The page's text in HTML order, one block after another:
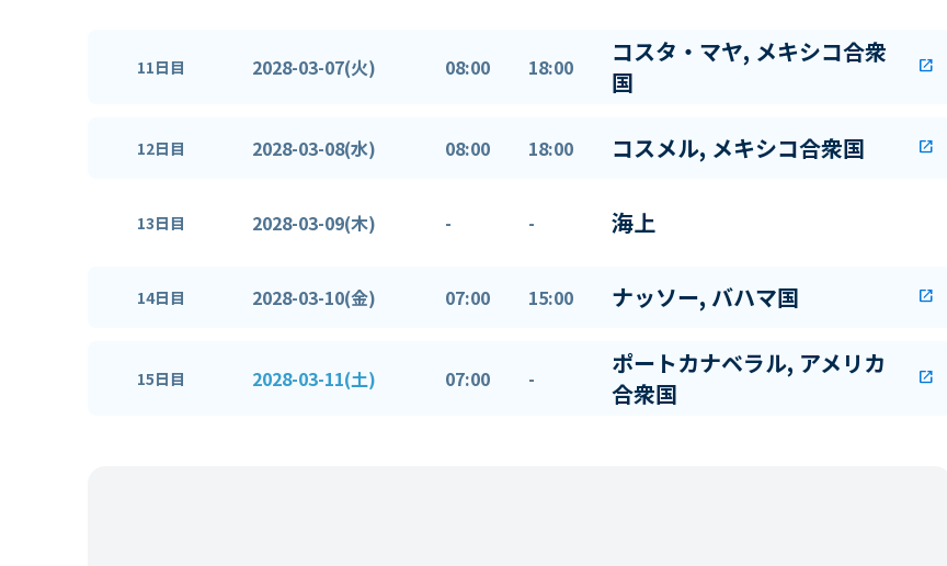
11日目 2028-03-07(火) 08:00 18:00
コスタ・マヤ, メキシコ合衆
国
open_in_new
12日目 2028-03-08(水) 08:00 18:00 コスメル, メキシコ合衆国 open_in_new
13日目 2028-03-09(木) - - 海上
14日目 2028-03-10(金) 07:00 15:00 ナッソー, バハマ国 open_in_new
15日目 2028-03-11(土) 07:00 -
ポートカナベラル, アメリカ
合衆国
open_in_new